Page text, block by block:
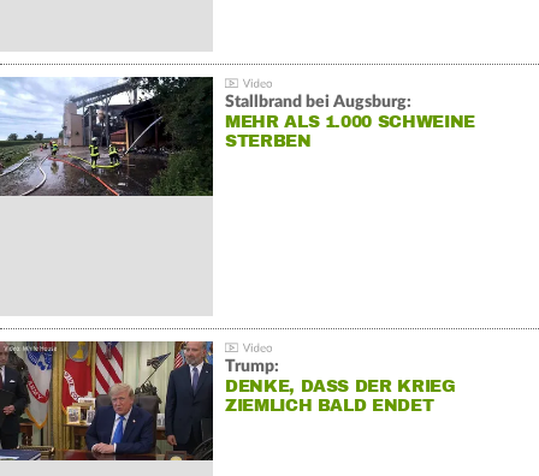
Stallbrand bei Augsburg:
MEHR ALS 1.000 SCHWEINE
STERBEN
Trump:
DENKE, DASS DER KRIEG
ZIEMLICH BALD ENDET